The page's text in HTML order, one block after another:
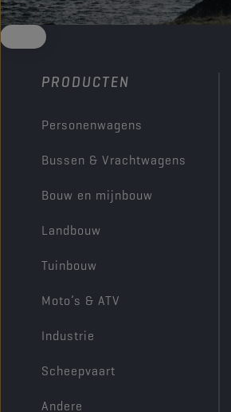
PRODUCTEN
Personenwagens
Bussen & Vrachtwagens
Bouw en mijnbouw
Landbouw
Tuinbouw
Moto’s & ATV
Industrie
Scheepvaart
Andere